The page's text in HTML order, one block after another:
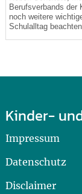
Berufsverbands der
noch weitere
Schulalltag
Kinder-
Impressum
Datenschutz
Disclaimer